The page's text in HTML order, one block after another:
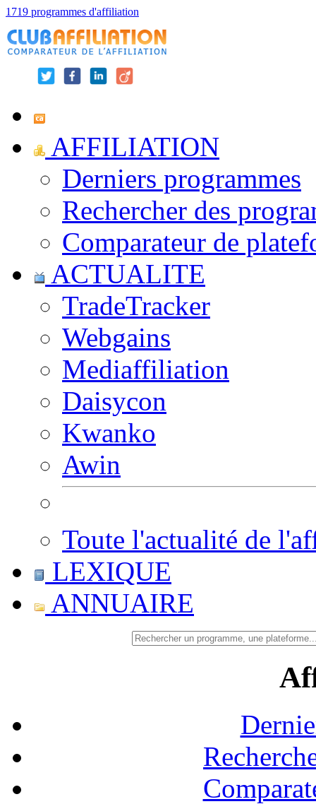
1719 programmes d'affiliation
AFFILIATION
Derniers programmes
Rechercher des
Comparateur de
ACTUALITE
TradeTracker
Webgains
Mediaffiliation
Daisycon
Kwanko
Awin
Toute l'actualité de
LEXIQUE
ANNUAIRE